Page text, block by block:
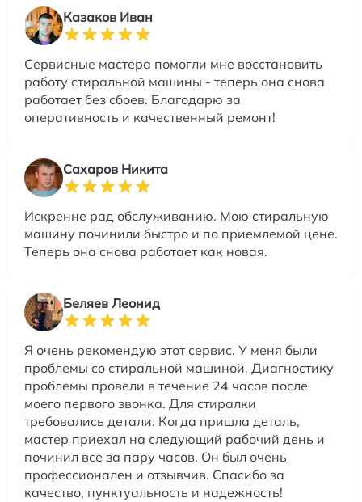
Казаков Иван
Сервисные мастера помогли мне восстановить
работу стиральной машины - теперь она снова
работает без сбоев. Благодарю за
оперативность и качественный ремонт!
Сахаров Никита
Искренне рад обслуживанию. Мою стиральную
машину починили быстро и по приемлемой цене.
Теперь она снова работает как новая.
Беляев Леонид
Я очень рекомендую этот сервис. У меня были
проблемы со стиральной машиной. Диагностику
проблемы провели в течение 24 часов после
моего первого звонка. Для стиралки
требовались детали. Когда пришла деталь,
мастер приехал на следующий рабочий день и
починил все за пару часов. Он был очень
профессионален и отзывчив. Спасибо за
качество, пунктуальность и надежность!